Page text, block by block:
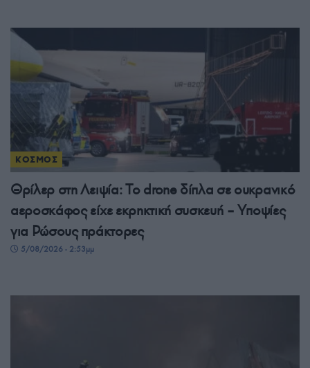
ΚΟΣΜΟΣ
Θρίλερ στη Λειψία: Το drone δίπλα σε ουκρανικό
αεροσκάφος είχε εκρηκτική συσκευή – Υποψίες
για Ρώσους πράκτορες
5/08/2026 - 2:53μμ